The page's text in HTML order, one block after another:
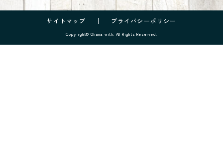
サイトマップ プライバシーポリシー
Copyright© Ohana with. All Rights Reserved.